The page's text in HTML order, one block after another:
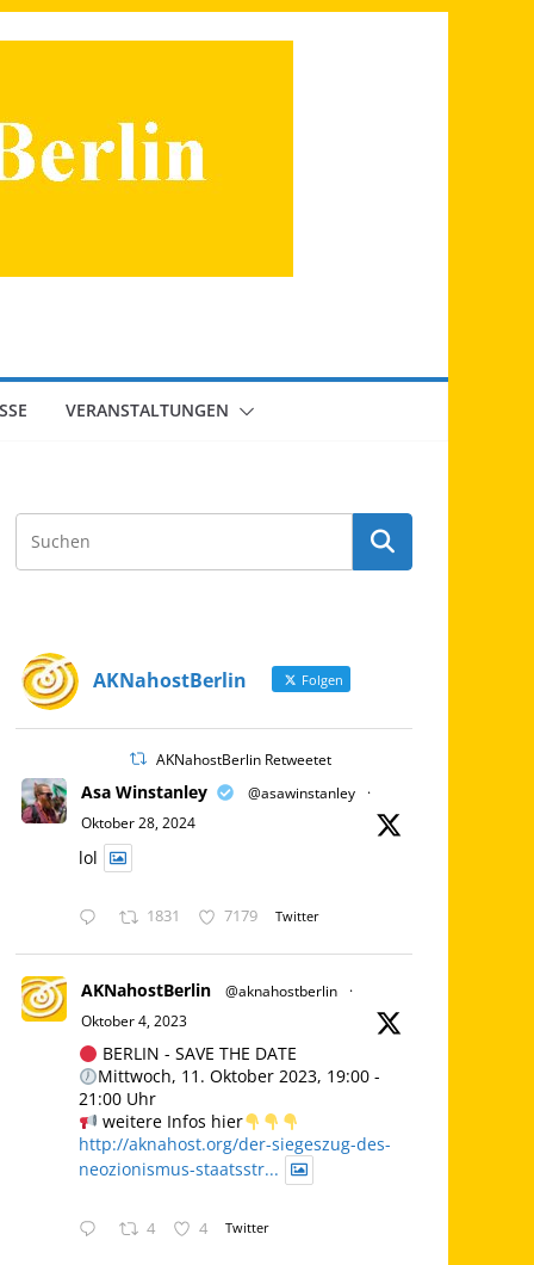
VERANSTALTUNGEN
AKNahostBerlin Folgen
AKNahostBerlin Retweetet
Asa Winstanley @asawinstanley
·
Oktober 28, 2024
lol
1831 7179 Twitter
AKNahostBerlin @aknahostberlin
·
Oktober 4, 2023
BERLIN - SAVE THE DATE
Mittwoch, 11. Oktober 2023, 19:00 -
21:00 Uhr
weitere Infos hier
http://aknahost.org/der-siegeszug-des-
neozionismus-staatsstr...
4 4 Twitter